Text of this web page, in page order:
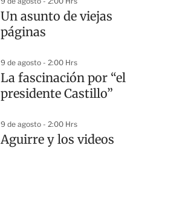
Un asunto de viejas
páginas
9 de agosto - 2:00 Hrs
La fascinación por “el
presidente Castillo”
9 de agosto - 2:00 Hrs
Aguirre y los videos